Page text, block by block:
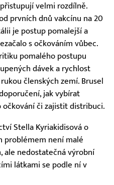
velmi rozdílně.
prvních dnů vakcínu na 20
je postup pomalejší a
s očkováním vůbec.
pomalého postupu
dávek a rychlost
členských zemí. Brusel
jak vybírat
či zajistit distribuci.
Stella Kyriakidisová o
problémem není malé
ale nedostatečná výrobní
látkami se podle ní v